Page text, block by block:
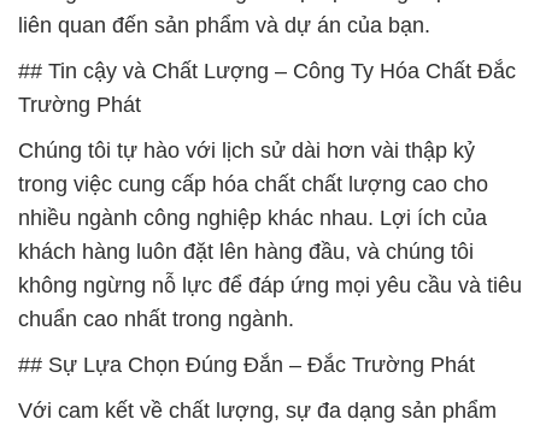
liên quan đến sản phẩm và dự án của bạn.
## Tin cậy và Chất Lượng – Công Ty Hóa Chất Đắc
Trường Phát
Chúng tôi tự hào với lịch sử dài hơn vài thập kỷ
trong việc cung cấp hóa chất chất lượng cao cho
nhiều ngành công nghiệp khác nhau. Lợi ích của
khách hàng luôn đặt lên hàng đầu, và chúng tôi
không ngừng nỗ lực để đáp ứng mọi yêu cầu và tiêu
chuẩn cao nhất trong ngành.
## Sự Lựa Chọn Đúng Đắn – Đắc Trường Phát
Với cam kết về chất lượng, sự đa dạng sản phẩm